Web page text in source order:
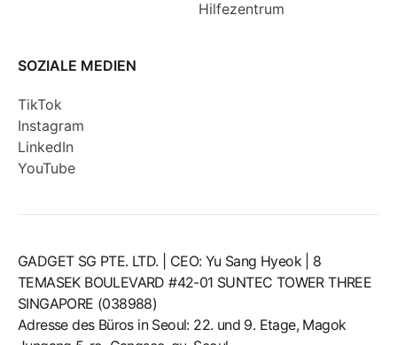
Hilfezentrum
SOZIALE MEDIEN
TikTok
Instagram
LinkedIn
YouTube
GADGET SG PTE. LTD. | CEO: Yu Sang Hyeok | 8
TEMASEK BOULEVARD #42-01 SUNTEC TOWER THREE
SINGAPORE (038988)
Adresse des Büros in Seoul: 22. und 9. Etage, Magok